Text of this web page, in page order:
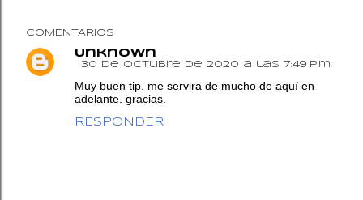
COMENTARIOS
Unknown
30 de octubre de 2020 a las 7:49 p.m.
Muy buen tip. me servira de mucho de aquí en
adelante. gracias.
RESPONDER